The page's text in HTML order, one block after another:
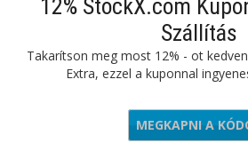
12% StockX.com
Szállítás
Takarítson meg most 12% - ot
Extra, ezzel a kuponnal
MEGKAPNI A